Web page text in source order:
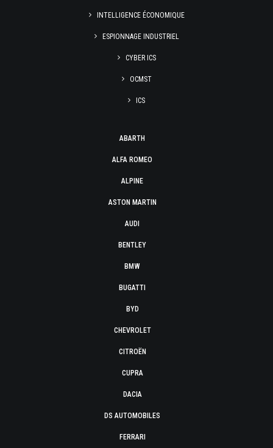
INTELLIGENCE ÉCONOMIQUE
ESPIONNAGE INDUSTRIEL
CYBER ICS
OCMST
ICS
ABARTH
ALFA ROMEO
ALPINE
ASTON MARTIN
AUDI
BENTLEY
BMW
BUGATTI
BYD
CHEVROLET
CITROËN
CUPRA
DACIA
DS AUTOMOBILES
FERRARI